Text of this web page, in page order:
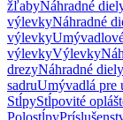
žľabyNáhradné
výlevkyNáhradné
výlevky
výlevkyVýlevky
drezyNáhradné
sadruUmývadlá pre
StĺpyStĺpovité
Polostĺpy